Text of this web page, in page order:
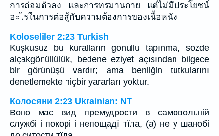
การถ่อมตัวลง และการทรมานกาย แต่ไม่มีประโยชน์
อะไรในการต่อสู้กับความต้องการของเนื้อหนัง
Koloseliler 2:23 Turkish
Kuşkusuz bu kuralların gönüllü tapınma, sözde
alçakgönüllülük, bedene eziyet açısından bilgece
bir görünüşü vardır; ama benliğin tutkularını
denetlemekte hiçbir yararları yoktur.
Колосяни 2:23 Ukrainian: NT
Воно має вид премудрости в самовольній
службі і покорі і непощадї тїла, (а) не у шанобі